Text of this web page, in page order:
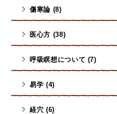
傷寒論 (8)
医心方 (38)
呼吸瞑想について (7)
易学 (4)
経穴 (6)